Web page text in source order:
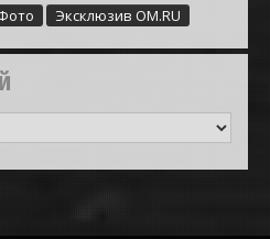
Эксклюзив ОМ.RU